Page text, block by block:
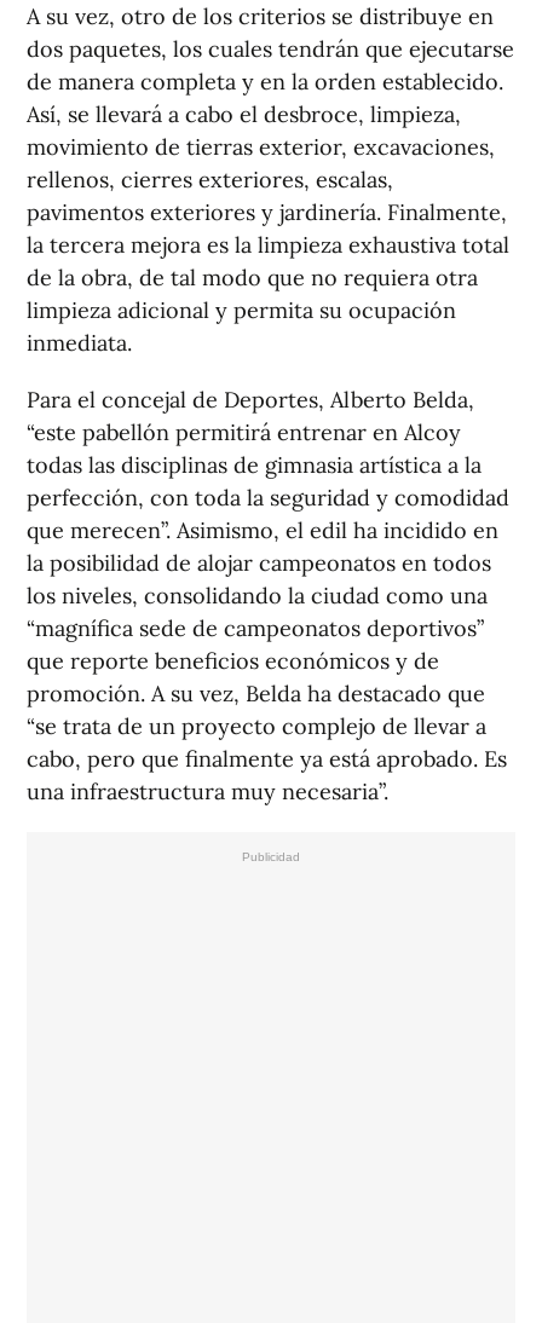
A su vez, otro de los criterios se distribuye en
dos paquetes, los cuales tendrán que ejecutarse
de manera completa y en la orden establecido.
Así, se llevará a cabo el desbroce, limpieza,
movimiento de tierras exterior, excavaciones,
rellenos, cierres exteriores, escalas,
pavimentos exteriores y jardinería. Finalmente,
la tercera mejora es la limpieza exhaustiva total
de la obra, de tal modo que no requiera otra
limpieza adicional y permita su ocupación
inmediata.
Para el concejal de Deportes, Alberto Belda,
“este pabellón permitirá entrenar en Alcoy
todas las disciplinas de gimnasia artística a la
perfección, con toda la seguridad y comodidad
que merecen”. Asimismo, el edil ha incidido en
la posibilidad de alojar campeonatos en todos
los niveles, consolidando la ciudad como una
“magnífica sede de campeonatos deportivos”
que reporte beneficios económicos y de
promoción. A su vez, Belda ha destacado que
“se trata de un proyecto complejo de llevar a
cabo, pero que finalmente ya está aprobado. Es
una infraestructura muy necesaria”.